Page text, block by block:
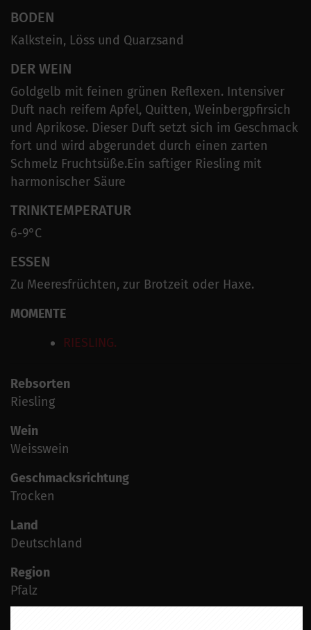
BODEN
Kalkstein, Löss und Quarzsand
DER WEIN
Goldgelb mit feinen grünen Reflexen. Intensiver
Duft nach reifem Apfel, Quitten, Weinbergpfirsich
und Aprikose. Dieser Duft setzt sich im Geschmack
fort und wird abgerundet durch einen zarten
Schmelz Fruchtsüße.Ein saftiger Riesling mit
harmonischer Säure
TRINKTEMPERATUR
6-9°C
ESSEN
Zu Meeresfrüchten, zur Brotzeit oder Haxe.
MOMENTE
RIESLING.
Rebsorten
Riesling
Wein
Weisswein
Geschmacksrichtung
Trocken
Land
Deutschland
Region
Pfalz